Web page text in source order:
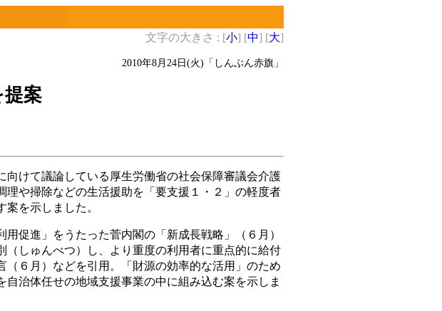
文字の大きさ : [小] [中] [大]
2010年8月24日(火) 「しんぶん赤旗」
提案
けて議論している厚生労働省の社会保障審議会介護
理や掃除などの生活援助を「要支援１・２」の軽度者
を示しました。
促進」をうたった菅内閣の「新成長戦略」（６月）
（しゅんべつ）し、より重度の利用者に重点的に給付
（６月）などを引用。「財源の効率的な活用」のため
自治体任せの地域支援事業の中に組み込む案を示しま